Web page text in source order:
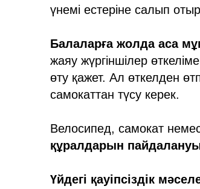
үнемі естеріне салып
Балаларға жолда аса
жаяу жүргіншілер
өту қажет. Ал өткелден
самокаттан түсу керек.
Велосипед, самокат
құралдарын
Үйдегі қауіпсіздік